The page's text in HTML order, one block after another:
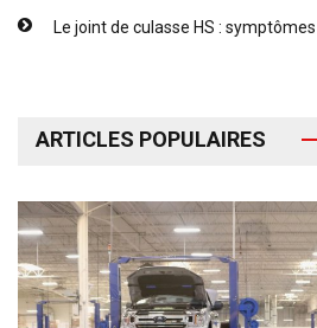
Le joint de culasse HS :
ARTICLES POPULAIRES